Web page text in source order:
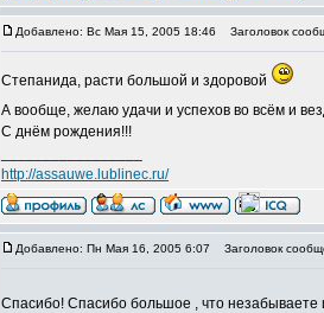
Добавлено: Вс Мая 15, 2005 18:46 Заголовок
Степанида, расти большой и здоровой
А вообще, желаю удачи и успехов во всём и
С днём рождения!!!
http://assauwe.lublinec.ru/
Добавлено: Пн Мая 16, 2005 6:07 Заголовок
Спасибо! Спасибо большое , что незабываете